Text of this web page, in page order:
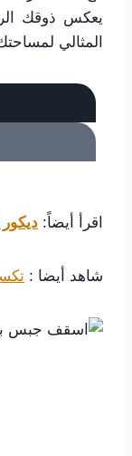
يعكس ذوقك
المثالي
اقرأ أيضاً:
شاهد أيضا :